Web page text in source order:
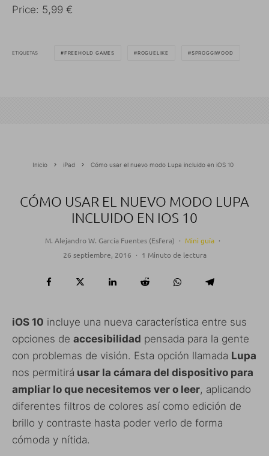
Price: 5,99 €
ETIQUETAS FREEHOLD GAMES ROGUELIKE SPROGGIWOOD
Inicio iPad Cómo usar el nuevo modo Lupa incluido en iOS 10
CÓMO USAR EL NUEVO MODO LUPA
INCLUIDO EN IOS 10
M. Alejandro W. García Fuentes (Esfera) · Mini guía ·
26 septiembre, 2016 · 1 Minuto de lectura
iOS 10 incluye una nueva característica entre sus
opciones de accesibilidad pensada para la gente
con problemas de visión. Esta opción llamada Lupa
nos permitirá usar la cámara del dispositivo para
ampliar lo que necesitemos ver o leer, aplicando
diferentes filtros de colores así como edición de
brillo y contraste hasta poder verlo de forma
cómoda y nítida.